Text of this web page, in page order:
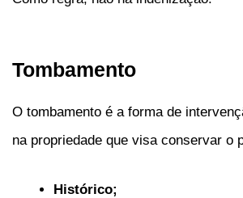
Tombamento
O tombamento é a forma de
na propriedade que visa conservar o
Histórico;